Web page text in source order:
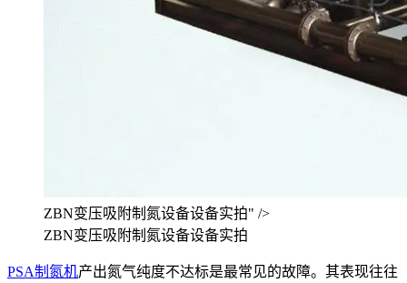
ZBN变压吸附制氮设备设备实拍" />
ZBN变压吸附制氮设备设备实拍
PSA制氮机产出氮气纯度不达标是最常见的故障。其表现往往